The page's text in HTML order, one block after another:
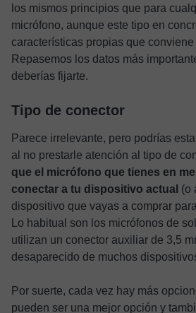
los mismos principios que para
micrófono, aunque este tipo en
características propias que
Repasemos los datos más
deberías fijarte.
Tipo de conector
Parece irrelevante, pero podrías
al no prestarle atención al tipo de
que el micrófono que tienes en
conectar a tu dispositivo actual (o
dispositivo que vayas a comprar
Lo habitual son los micrófonos de
utilizan un conector auxiliar de 3,5
desaparecido de muchos
Por suerte, cada vez hay más
pueden ser una mejor opción y